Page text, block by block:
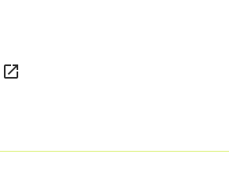
open_in_new